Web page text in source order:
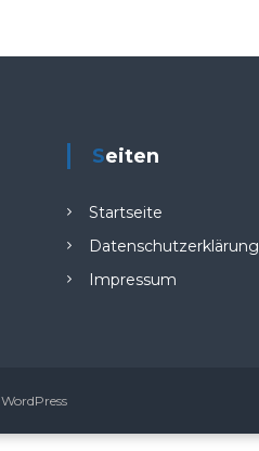
Seiten
Startseite
Datenschutzerklärung
Impressum
WordPress